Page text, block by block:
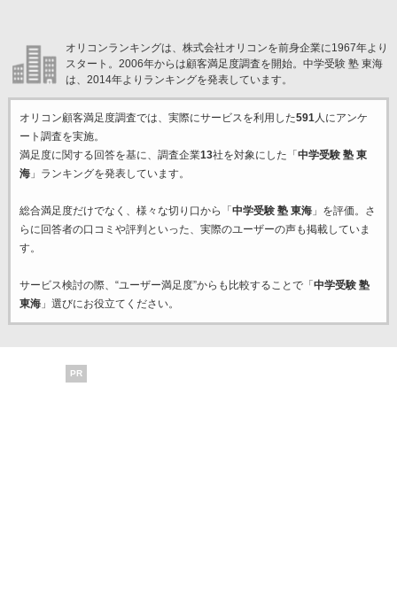
オリコンランキングは、株式会社オリコンを前身企業に1967年より
スタート。2006年からは顧客満足度調査を開始。中学受験 塾 東海
は、2014年よりランキングを発表しています。
オリコン顧客満足度調査では、実際にサービスを利用した591人にアンケ
ート調査を実施。
満足度に関する回答を基に、調査企業13社を対象にした「 中学受験 塾 東
海」ランキングを発表しています。
総合満足度だけでなく、様々な切り口から「 中学受験 塾 東海」を評価。さ
らに回答者の口コミや評判といった、実際のユーザーの声も掲載していま
す。
サービス検討の際、“ユーザー満足度”からも比較することで「 中学受験 塾
東海」選びにお役立てください。
PR